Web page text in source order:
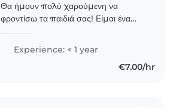
Θα ήμουν πολύ χαρούμενη να
φροντίσω τα παιδιά σας! Είμαι ένα
φιλικό άτομο, με εμπειρία στη
φροντίδα παιδιών προσχολικής και
Experience: < 1 year
€7.00/hr